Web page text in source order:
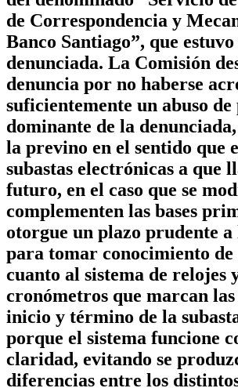
de Correspondencia y
Banco Santiago”, que
denunciada. La Comisión
denuncia por no haberse
suficientemente un abuso de
dominante de la
la previno en el sentido que
subastas electrónicas a que
futuro, en el caso que se
complementen las bases
otorgue un plazo prudente
para tomar conocimiento de
cuanto al sistema de relojes
cronómetros que marcan las
inicio y término de la
porque el sistema funcione
claridad, evitando se
diferencias entre los